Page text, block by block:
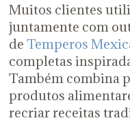
Muitos clientes
juntamente com
de Temperos
completas
Também combina
produtos
recriar receitas